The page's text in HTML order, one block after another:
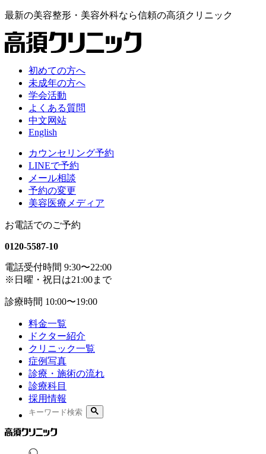
最新の美容整形・美容外科なら信頼の高須クリニック
初めての方へ
未成年の方へ
学会活動
よくある質問
中文网站
English
カウンセリング予約
LINEで予約
メール相談
予約の変更
美容医療メディア
お電話でのご予約
0120-5587-10
電話受付時間 9:30〜22:00
※日曜・祝日は21:00まで
診療時間 10:00〜19:00
料金一覧
ドクター紹介
クリニック一覧
症例写真
診療・施術の流れ
診療科目
採用情報